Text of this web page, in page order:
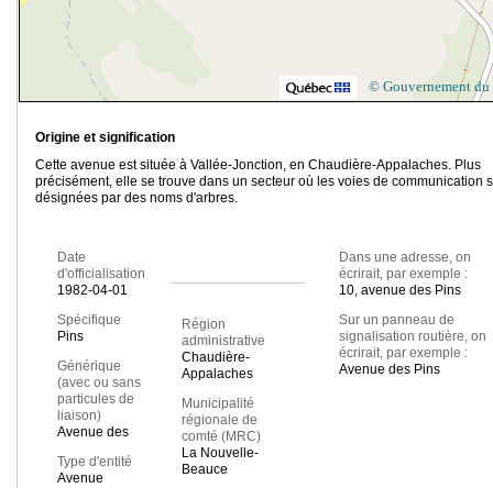
© Gouvernement du
Origine et signification
Cette avenue est située à Vallée-Jonction, en Chaudière-Appalaches. Plus
précisément, elle se trouve dans un secteur où les voies de communication
désignées par des noms d'arbres.
Date
d'officialisation
1982-04-01
Spécifique
Pins
Générique
(avec ou sans
particules de
liaison)
Avenue des
Type d'entité
Avenue
Région
administrative
Chaudière-
Appalaches
Municipalité
régionale de
comté (MRC)
La Nouvelle-
Beauce
Dans une adresse, on
écrirait, par exemple :
10, avenue des Pins
Sur un panneau de
signalisation routière, on
écrirait, par exemple :
Avenue des Pins